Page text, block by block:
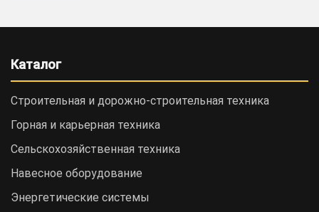
Каталог
Строительная и дорожно-cтроительная техника
Горная и карьерная техника
Сельскохозяйственная техника
Навесное оборудование
Энергетические системы